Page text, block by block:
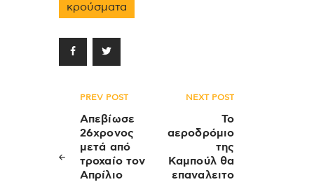
κρούσματα
Πλοήγηση
άρθρων
PREV POST
Απεβίωσε
26χρονος
μετά από
τροχαίο τον
Απρίλιο
NEXT POST
Το
αεροδρόμιο
της
Καμπούλ θα
επαναλειτο